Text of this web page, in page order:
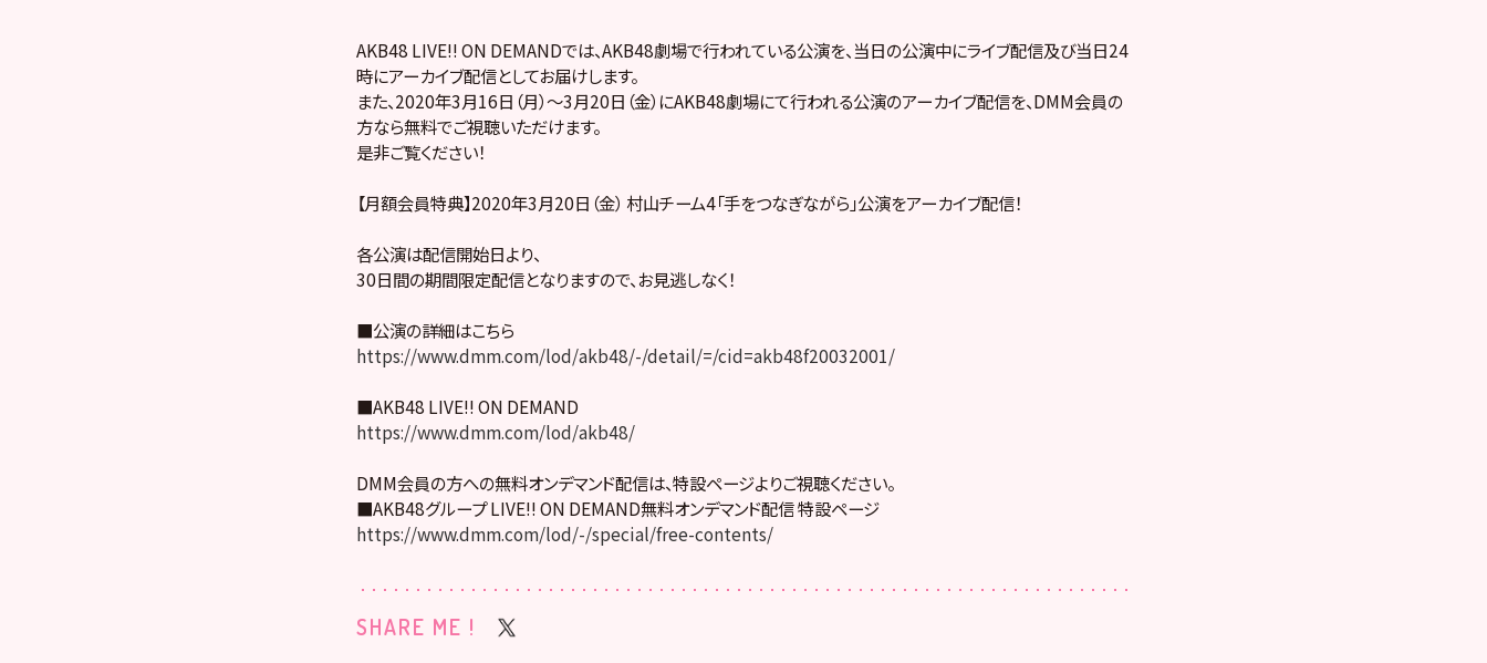
AKB48 LIVE!! ON DEMANDでは、AKB48劇場で行われている公演を、当日の公演中にライブ配信及び当日24
時にアーカイブ配信としてお届けします。
また、2020年3月16日（月）～3月20日（金）にAKB48劇場にて行われる公演のアーカイブ配信を、DMM会員の
方なら無料でご視聴いただけます。
是非ご覧ください！
【月額会員特典】2020年3月20日（金） 村山チーム4「手をつなぎながら」公演をアーカイブ配信！
各公演は配信開始日より、
30日間の期間限定配信となりますので、お見逃しなく！
■公演の詳細はこちら
https://www.dmm.com/lod/akb48/-/detail/=/cid=akb48f20032001/
■AKB48 LIVE!! ON DEMAND
https://www.dmm.com/lod/akb48/
DMM会員の方への無料オンデマンド配信は、特設ページよりご視聴ください。
■AKB48グループ LIVE!! ON DEMAND無料オンデマンド配信 特設ページ
https://www.dmm.com/lod/-/special/free-contents/
SHARE ME !